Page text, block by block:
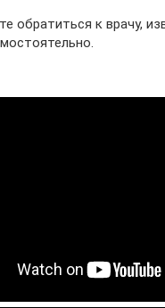
обратиться к врачу,